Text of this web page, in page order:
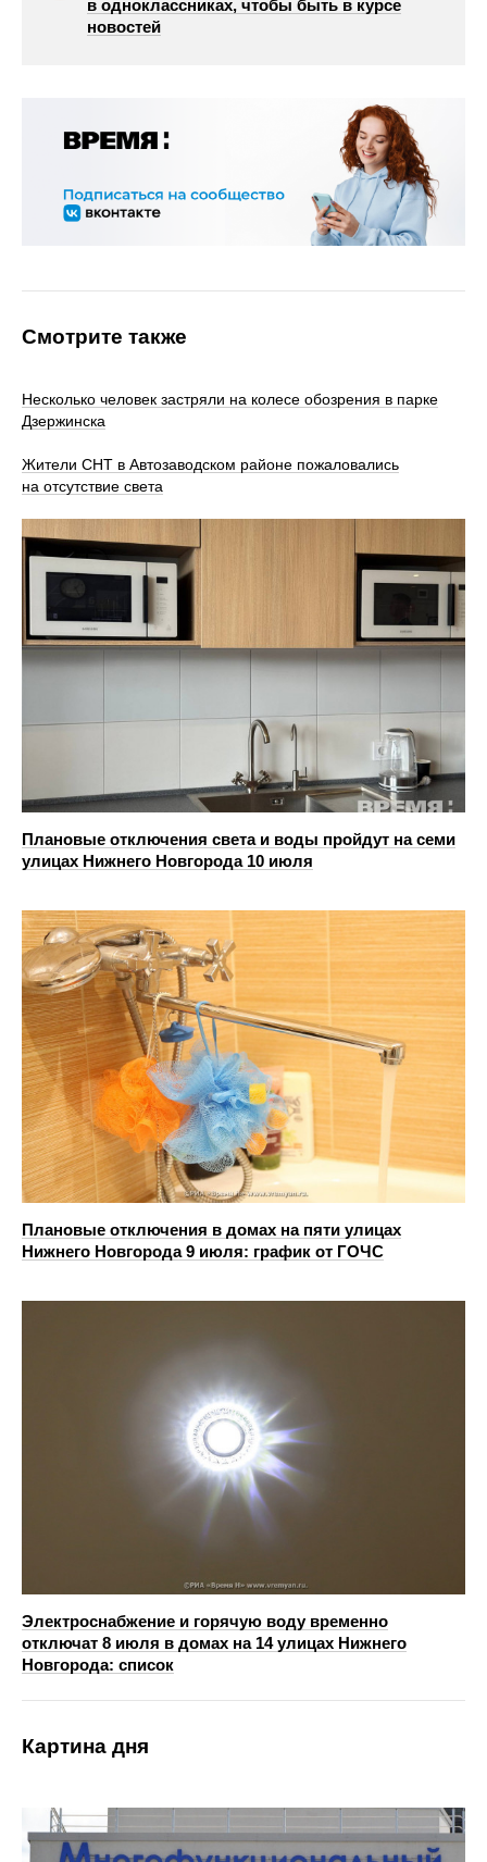
в одноклассниках, чтобы быть в курсе
новостей
Смотрите также
Несколько человек застряли на колесе обозрения в парке
Дзержинска
Жители СНТ в Автозаводском районе пожаловались
на отсутствие света
Плановые отключения света и воды пройдут на семи
улицах Нижнего Новгорода 10 июля
Плановые отключения в домах на пяти улицах
Нижнего Новгорода 9 июля: график от ГОЧС
Электроснабжение и горячую воду временно
отключат 8 июля в домах на 14 улицах Нижнего
Новгорода: список
Картина дня